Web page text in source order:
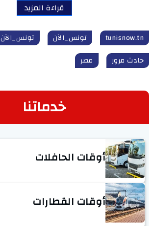
قراءة المزيد
tunisnow.tn تونس_الآن
تونس_الآن tunisnow.tn
حادث مرور
مصر
خدماتنا
أوقات الحافلات
أوقات القطارات